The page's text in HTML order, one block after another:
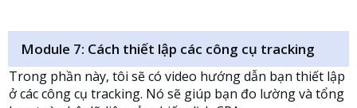
Module 7: Cách thiết lập các công cụ tracking
Trong phần này, tôi sẽ có video hướng dẫn bạn thiết lập
ở các công cụ tracking. Nó sẽ giúp bạn đo lường và tổng